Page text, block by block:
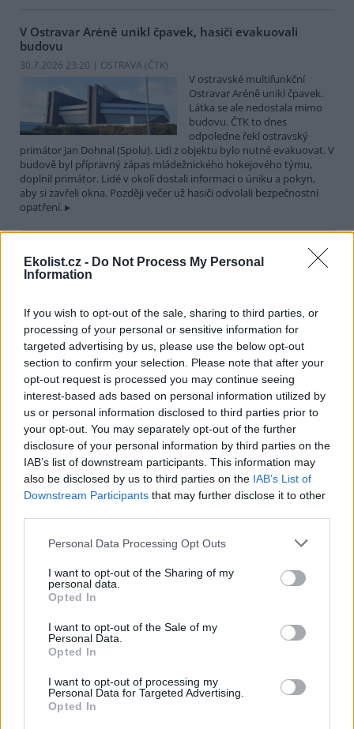
Ekolist.cz - Do Not Process My Personal
Information
If you wish to opt-out of the sale, sharing to third parties, or
processing of your personal or sensitive information for
targeted advertising by us, please use the below opt-out
section to confirm your selection. Please note that after your
opt-out request is processed you may continue seeing
interest-based ads based on personal information utilized by
us or personal information disclosed to third parties prior to
your opt-out. You may separately opt-out of the further
disclosure of your personal information by third parties on the
IAB’s list of downstream participants. This information may
also be disclosed by us to third parties on the IAB’s List of
Downstream Participants that may further disclose it to other
Personal Data Processing Opt Outs
I want to opt-out of the Sharing of my
personal data.
Opted In
I want to opt-out of the Sale of my
Personal Data.
Opted In
I want to opt-out of processing my
Personal Data for Targeted Advertising.
Opted In
V Ostravar Aréně unikl čpavek, hasiči evakuovali
budovu
30.7.2026 23:20 | OSTRAVA (ČTK)
V ostravské multifunkční
Ostravar Aréně unikl čpavek.
Látka se ale nedostala mimo
budovu. ČTK to dnes
odpoledne řekl ostravský
primátor Jan Dohnal (Spolu). Lidi z objektu bylo nutné evakuovat. V
budově byl přípravný zápas mládežnického hokejového týmu,
doplnil primátor. Lidé v okolí dostali informaci o úniku a pokyn,
aby si zavřeli okna. Později večer už hasiči odvolali bezpečnostní
opatření.
Města Hranice a Rögnitzlosau spojí projekt Společně za
vodu a klima. Pomůže mimo jiné i perlorodce říční
spolu s německým městem
Rögnitzlosau připravilo projekt
Společně za vodu a klima. Je
zaměřený na opatření k
udržení vody v krajině i v intravilánu města, ale i na osvětu mezi
veřejností a školními dětmi. Součástí projektu bude i obnova a
odbahnění rybníka Trojmezí, pod kterým žijí přísně chráněné
perlorodky říční, řekl starosta Hranic Daniel Mašlár (nez.). Na
prvním opatření se začne pracovat už letos na podzim a s
dokončením se počítá do konce roku 2027.
Letošní sucho už výrazně snížilo průtoky a hladiny
nádrží v povodí Moravy a Dyje
30.7.2026 20:27 (ČTK)
podepisuje na množství
Moravy a povodí Dyje. Důležité
vodárenské nádrže jsou na
tom podobně či hůř než ve velmi suchém roce 2018. V
vyplývá z deseti hodnocených vodoměrných profilů. Bouřky
pomáhají situaci jen lokálně a krátkodobě, zásadní plošné zlepšení
lze čekat, až přijdou trvalejší a plošné srážky, uvedla v tiskové
zprávě mluvčí Povodí Moravy Jana Kučerová.